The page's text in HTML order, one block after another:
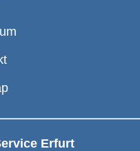
Erfurt